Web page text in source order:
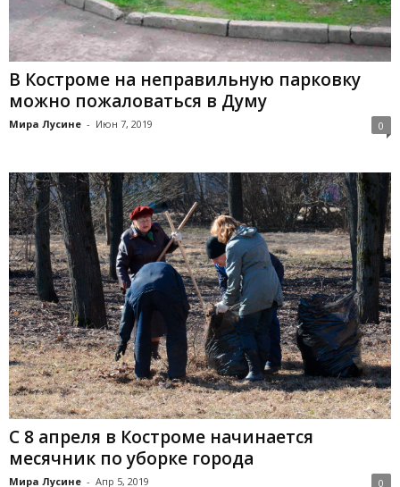
В Костроме на неправильную парковку
можно пожаловаться в Думу
Мира Лусине - Июн 7, 2019 0
С 8 апреля в Костроме начинается
месячник по уборке города
Мира Лусине - Апр 5, 2019 0